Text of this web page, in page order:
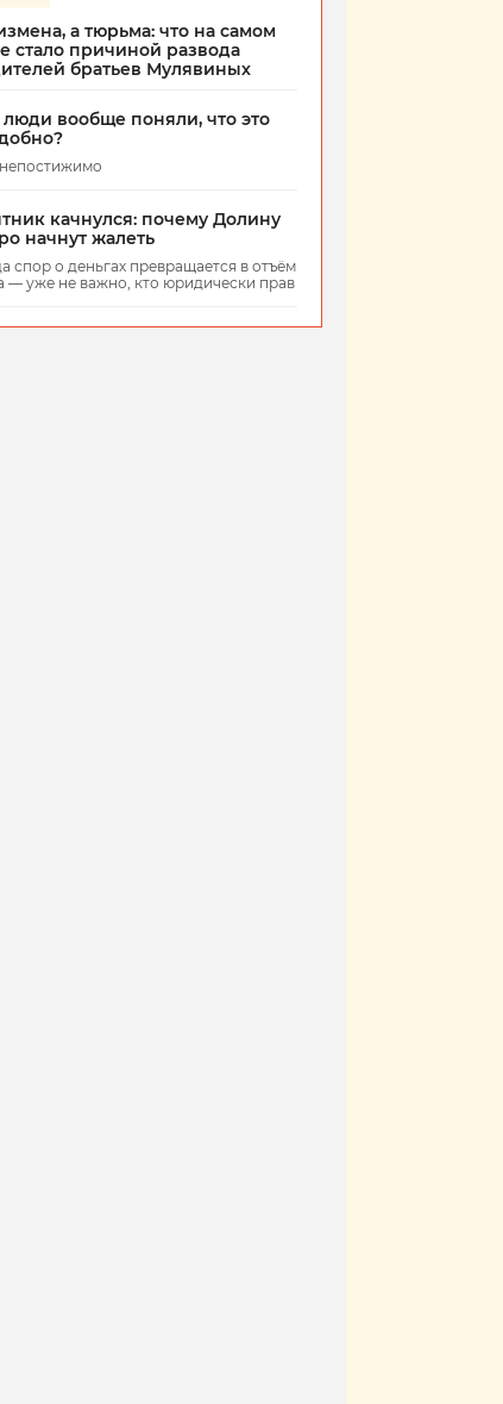
а тюрьма: что на самом
стало причиной развода
братьев Мулявиных
люди вообще поняли, что это
качнулся: почему Долину
начнут жалеть
спор о деньгах превращается в отъём
— уже не важно, кто юридически прав